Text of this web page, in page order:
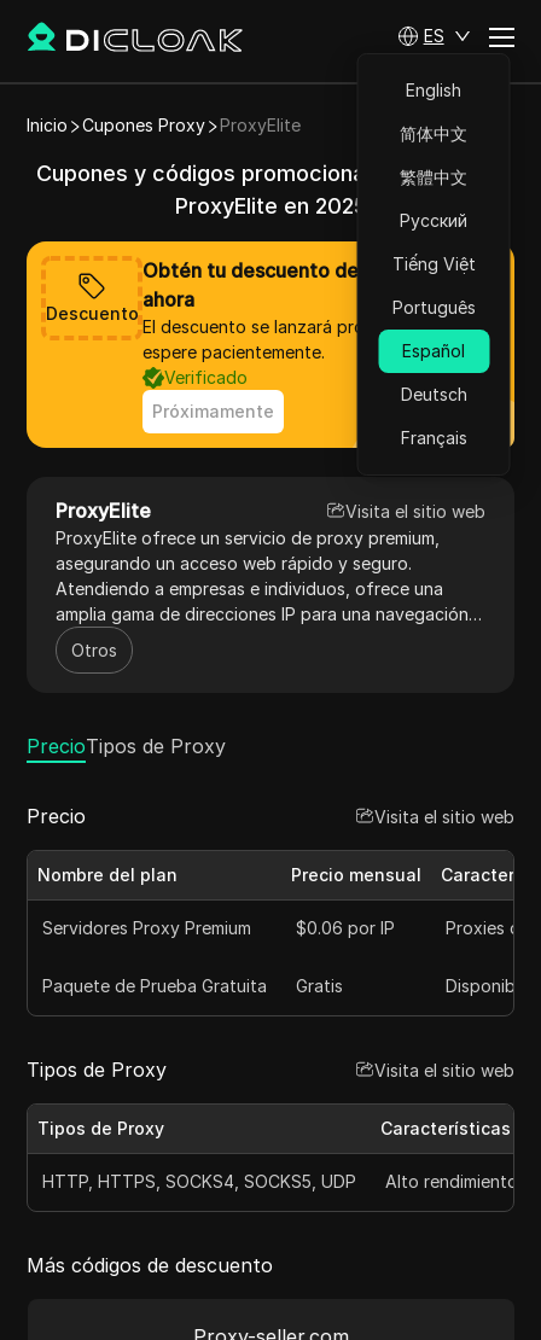
ES
English
简体中文
繁體中文
Русский
Tiếng Việt
Português
Español
Deutsch
Français
Inicio Cupones Proxy ProxyElite
Cupones y códigos promocionales válidos de
ProxyElite en 2025
Descuento
Obtén tu descuento de ProxyElite
ahora
El descuento se lanzará pronto, por favor,
espere pacientemente.
Verificado
Próximamente
ProxyElite
Visita el sitio web
ProxyElite ofrece un servicio de proxy premium,
asegurando un acceso web rápido y seguro.
Atendiendo a empresas e individuos, ofrece una
amplia gama de direcciones IP para una navegación
versátil. Los sistemas avanzados de ProxyElite
minimizan la detección, lo que lo hace ideal para la
un rendimiento confiable y la satisfacción del
usuario.
Otros
PrecioTipos de Proxy
Precio Visita el sitio web
Nombre del plan Precio mensual
Servidores Proxy Premium $0.06 por IP Proxies de
Paquete de Prueba Gratuita Gratis Disponible
Tipos de Proxy Visita el sitio web
Tipos de Proxy Características
HTTP, HTTPS, SOCKS4, SOCKS5, UDP Alto rendimiento,
Más códigos de descuento